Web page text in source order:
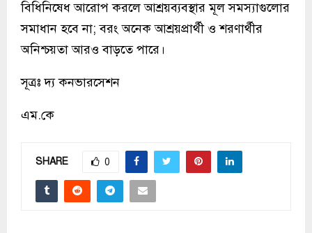
বিধিনিষেধ আরোপ করলে আশ্রয়ব্যবস্থার মূল সমস্যাগুলোর
সমাধান হবে না; বরং অনেক আশ্রয়প্রার্থী ও শরণার্থীর
অনিশ্চয়তা আরও বাড়তে পারে।
সূত্রঃ দ্য কনভারসেশন
এম.কে
SHARE 0